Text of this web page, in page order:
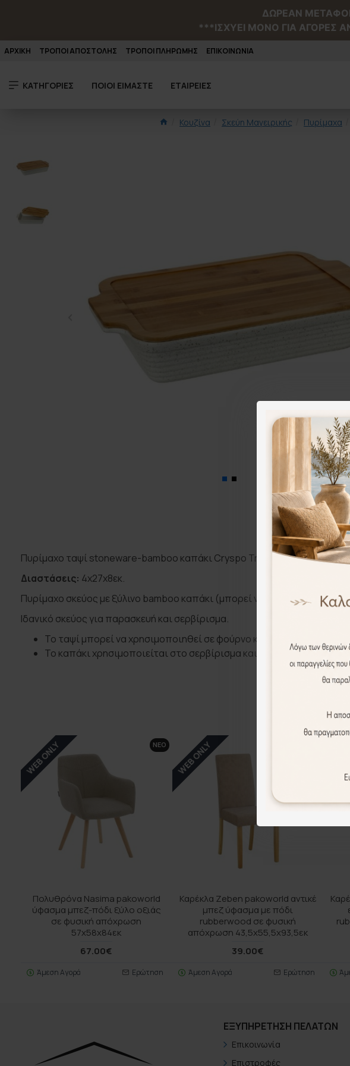
ΔΩΡΕΑΝ
***ΙΣΧΥΕΙ MONO ΓΙΑ ΑΓΟΡΕΣ
ΑΡΧΙΚΗ ΤΡΟΠΟΙ ΑΠΟΣΤΟΛΗΣ ΤΡΟΠΟΙ ΠΛΗΡΩΜΗΣ ΕΠΙΚΟΙΝΩΝΙΑ
ΚΑΤΗΓΟΡΙΕΣ ΠΟΙΟΙ ΕΙΜΑΣΤΕ ΕΤΑΙΡΕΙΕΣ
Κουζίνα Σκεύη Μαγειρικής Πυρίμαχα
Πυρίμαχο ταψί stoneware-bamboo καπάκι Cryspo Trio Senso 37.080.79
Διαστάσεις: 4χ27χ8εκ.
Πυρίμαχο σκεύος με ξύλινο bamboo καπάκι (μπορεί να χρησιμοποιηθεί
Ιδανικό σκεύος για παρασκευή και σερβίρισμα.
Το ταψί μπορεί να χρησιμοποιηθεί σε φούρνο και πλυντήριο πιάτων.
Το καπάκι χρησιμοποιείται στο σερβίρισμα και ΔΕΝ είναι
ΝΕΟ
WEB ONLY
Πολυθρόνα Nasima pakoworld
ύφασμα μπεζ-πόδι ξύλο οξιάς
σε φυσική απόχρωση
57x58x84εκ
67.00€
Άμεση Αγορά Ερώτηση
WEB ONLY
Καρέκλα Zeben pakoworld αντικέ
μπεζ ύφασμα με πόδι
rubberwood σε φυσική
απόχρωση 43,5x55,5x93,5εκ
39.00€
Άμεση Αγορά Ερώτηση
ΕΞΥΠΗΡΈΤΗΣΗ ΠΕΛΑΤΏΝ
Επικοινωνία
Επιστροφές